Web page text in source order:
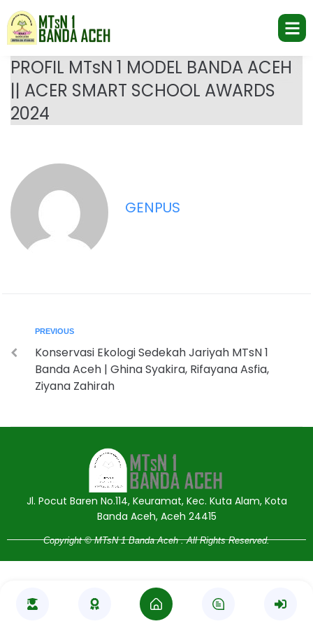
PROFIL MTsN 1 MODEL BANDA ACEH
|| ACER SMART SCHOOL AWARDS
2024
GENPUS
PREVIOUS
Konservasi Ekologi Sedekah Jariyah MTsN 1
Banda Aceh | Ghina Syakira, Rifayana Asfia,
Ziyana Zahirah
Jl. Pocut Baren No.114, Keuramat, Kec. Kuta Alam, Kota
Banda Aceh, Aceh 24415
Copyright © MTsN 1 Banda Aceh . All Rights Reserved.